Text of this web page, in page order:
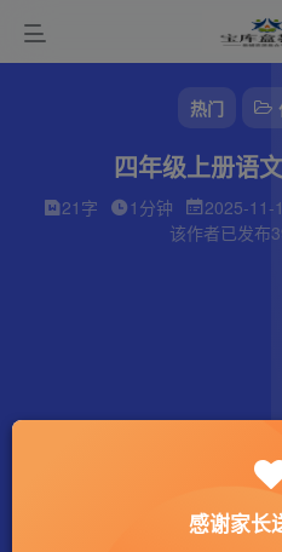
热门
四年级上册语
21字 1分钟 2025-11-
该作者已发布
感谢家长